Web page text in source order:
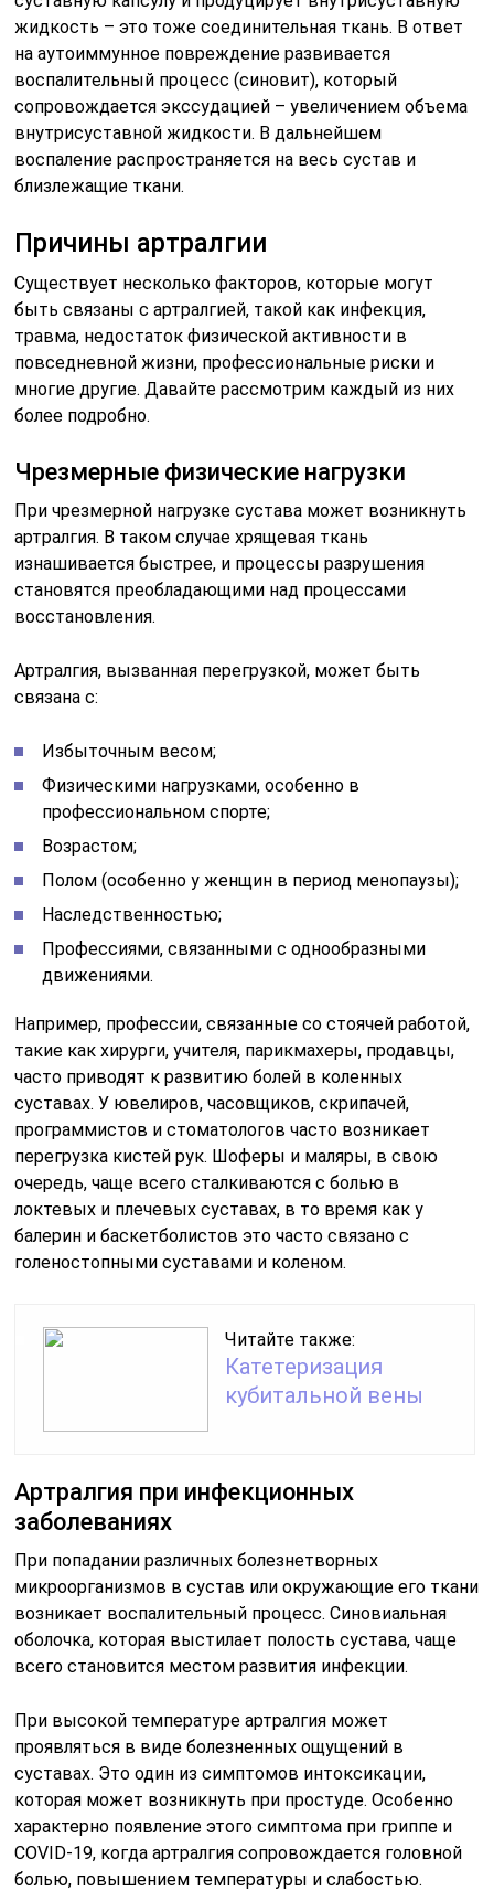
жидкость – это тоже соединительная ткань. В ответ
на аутоиммунное повреждение развивается
воспалительный процесс (синовит), который
сопровождается экссудацией – увеличением объема
внутрисуставной жидкости. В дальнейшем
воспаление распространяется на весь сустав и
близлежащие ткани.
Причины артралгии
Существует несколько факторов, которые могут
быть связаны с артралгией, такой как инфекция,
травма, недостаток физической активности в
повседневной жизни, профессиональные риски и
многие другие. Давайте рассмотрим каждый из них
более подробно.
Чрезмерные физические нагрузки
При чрезмерной нагрузке сустава может возникнуть
артралгия. В таком случае хрящевая ткань
изнашивается быстрее, и процессы разрушения
становятся преобладающими над процессами
восстановления.
Артралгия, вызванная перегрузкой, может быть
связана с:
Избыточным весом;
Физическими нагрузками, особенно в
профессиональном спорте;
Возрастом;
Полом (особенно у женщин в период менопаузы);
Наследственностью;
Профессиями, связанными с однообразными
движениями.
Например, профессии, связанные со стоячей работой,
такие как хирурги, учителя, парикмахеры, продавцы,
часто приводят к развитию болей в коленных
суставах. У ювелиров, часовщиков, скрипачей,
программистов и стоматологов часто возникает
перегрузка кистей рук. Шоферы и маляры, в свою
очередь, чаще всего сталкиваются с болью в
локтевых и плечевых суставах, в то время как у
балерин и баскетболистов это часто связано с
голеностопными суставами и коленом.
Читайте также:
Катетеризация
кубитальной вены
Артралгия при инфекционных
заболеваниях
При попадании различных болезнетворных
микроорганизмов в сустав или окружающие его ткани
возникает воспалительный процесс. Синовиальная
оболочка, которая выстилает полость сустава, чаще
всего становится местом развития инфекции.
При высокой температуре артралгия может
проявляться в виде болезненных ощущений в
суставах. Это один из симптомов интоксикации,
которая может возникнуть при простуде. Особенно
характерно появление этого симптома при гриппе и
COVID-19, когда артралгия сопровождается головной
болью, повышением температуры и слабостью.